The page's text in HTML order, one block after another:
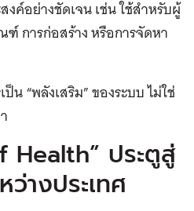
ค์อย่างชัดเจน เช่น ใช้สำหรับผู้
การก่อสร้าง หรือการจัดหา
น “พลังเสริม” ของระบบ ไม่ใช่
Health” ประตูสู่
ว่างประเทศ